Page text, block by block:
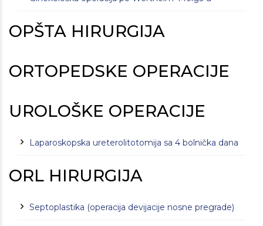
OPŠTA HIRURGIJA
ORTOPEDSKE OPERACIJE
UROLOŠKE OPERACIJE
Laparoskopska ureterolitotomija sa 4 bolnička dana
ORL HIRURGIJA
Septoplastika (operacija devijacije nosne pregrade)